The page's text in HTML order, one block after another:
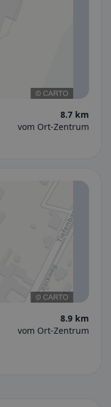
8.7 km
vom Ort-Zentrum
8.9 km
vom Ort-Zentrum